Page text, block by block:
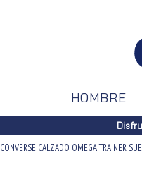
HOMBRE
CONVERSE CALZADO OMEGA TRAINER